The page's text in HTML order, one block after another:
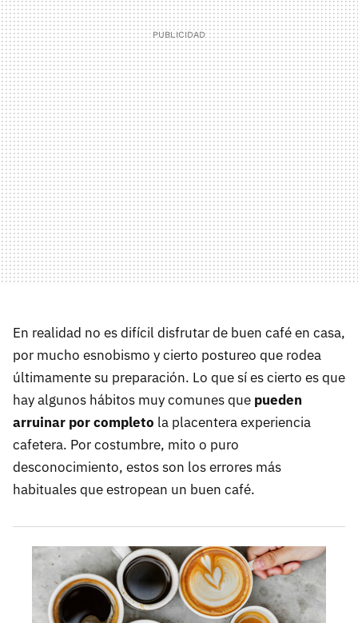
En realidad no es difícil disfrutar de buen café en casa,
por mucho esnobismo y cierto postureo que rodea
últimamente su preparación. Lo que sí es cierto es que
hay algunos hábitos muy comunes que pueden
arruinar por completo la placentera experiencia
cafetera. Por costumbre, mito o puro
desconocimiento, estos son los errores más
habituales que estropean un buen café.